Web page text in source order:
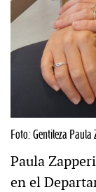
Foto: Gentileza Paula
Paula
en el